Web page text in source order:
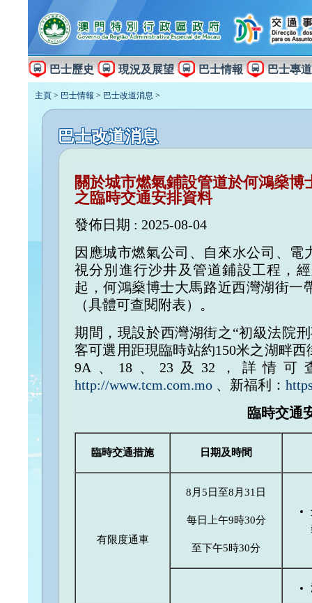
巴士歷史 現況及展望 巴士情報 巴士專道
主頁 > 巴士情報 > 巴士改道消息 >
巴士改道消息
關於城市燃氣鋪設管道於何鴻燊
之臨時交通安排資料
發佈日期 : 2025-08-04
因應城市燃氣公司、自來水公司、
視分別進行沙井及管道鋪設工程，
起，何鴻燊博士大馬路近西灣湖街一
（具體可查閱附表）。
期間，現設於西灣湖街之“初級法院
客可選用距現臨時站約150米之湖畔
9A、18、23及32，詳情可
http://www.tcm.com.mo 、新福利：
臨時交通
臨時交通措施 日期及時間
有限度通車
8月5日至8月31日
每日上午9時30分
至下午5時30分